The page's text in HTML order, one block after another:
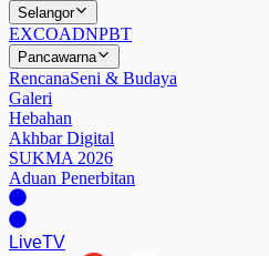
Selangor
EXCOADNPBT
Pancawarna
RencanaSeni & Budaya
Galeri
Hebahan
Akhbar Digital
SUKMA 2026
Aduan Penerbitan
LiveTV